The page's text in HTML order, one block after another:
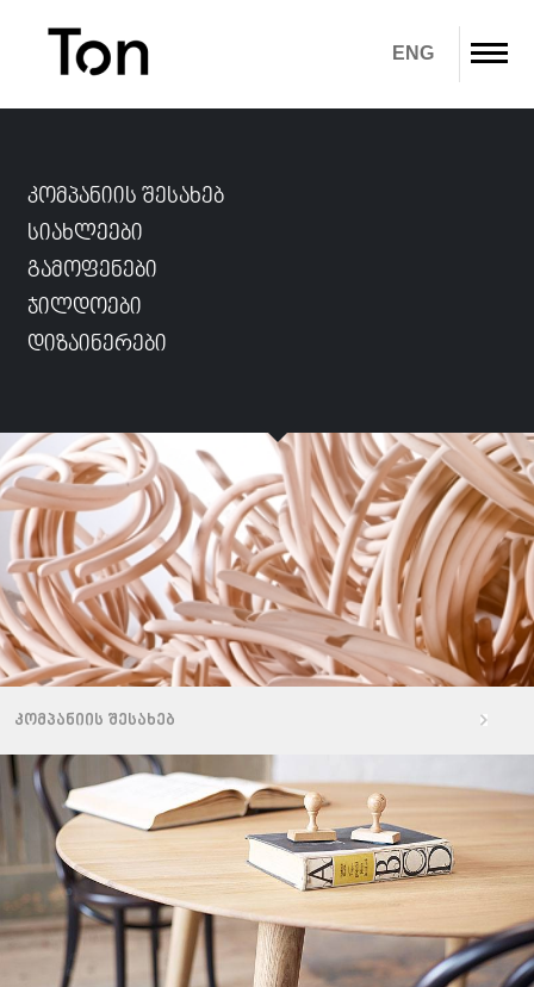
ENG
კონტაქტი
ᲙᲝᲛᲞᲐᲜᲘᲘᲡ ᲨᲔᲡᲐᲮᲔᲑ
ᲡᲘᲐᲮᲚᲔᲔᲑᲘ
ᲒᲐᲛᲝᲤᲔᲜᲔᲑᲘ
ᲯᲘᲚᲓᲝᲔᲑᲘ
ᲓᲘᲖᲐᲘᲜᲔᲠᲔᲑᲘ
კომპანიის შესახებ